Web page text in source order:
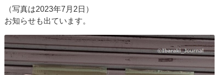
（写真は2023年7月2日）
お知らせも出ています。